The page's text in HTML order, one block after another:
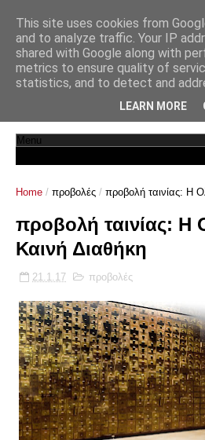
Home / προβολές / προβολή ταινίας: Η
προβολή ταινίας: Η
Καινή Διαθήκη
21.1.17 προβολές
This site uses cookies from
and to analyze traffic. Your IP
shared with Google along with
metrics to ensure quality of
statistics, and to detect and
LEARN MORE